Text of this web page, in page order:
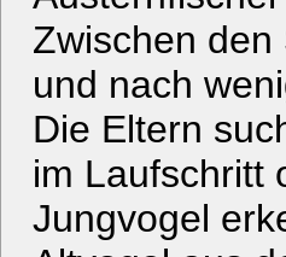
Zwischen
und nach
Die Eltern
im Laufschritt
Jungvogel